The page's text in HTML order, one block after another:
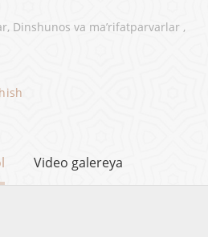
Dinshunos va ma’rifatparvarlar ,
Video galereya